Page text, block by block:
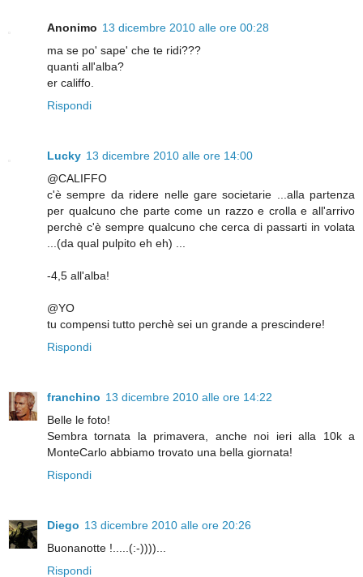
Anonimo 13 dicembre 2010 alle ore 00:28
ma se po' sape' che te ridi???
quanti all'alba?
er califfo.
Rispondi
Lucky 13 dicembre 2010 alle ore 14:00
@CALIFFO
c'è sempre da ridere nelle gare societarie ...alla partenza
per qualcuno che parte come un razzo e crolla e all'arrivo
perchè c'è sempre qualcuno che cerca di passarti in volata
...(da qual pulpito eh eh) ...
-4,5 all'alba!
@YO
tu compensi tutto perchè sei un grande a prescindere!
Rispondi
franchino 13 dicembre 2010 alle ore 14:22
Belle le foto!
Sembra tornata la primavera, anche noi ieri alla 10k a
MonteCarlo abbiamo trovato una bella giornata!
Rispondi
Diego 13 dicembre 2010 alle ore 20:26
Buonanotte !.....(:-))))...
Rispondi